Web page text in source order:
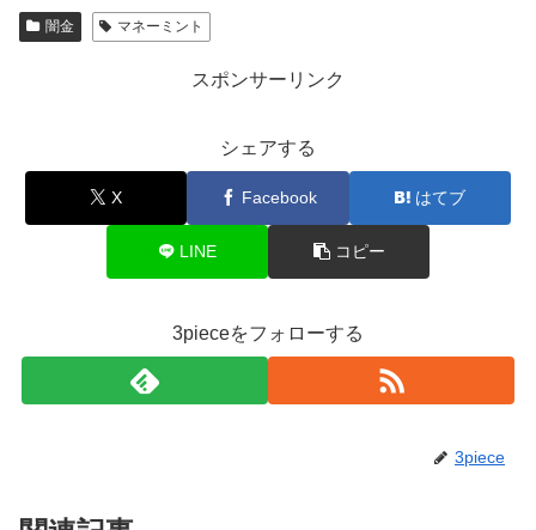
闇金 マネーミント
スポンサーリンク
シェアする
X Facebook はてブ
LINE コピー
3pieceをフォローする
3piece